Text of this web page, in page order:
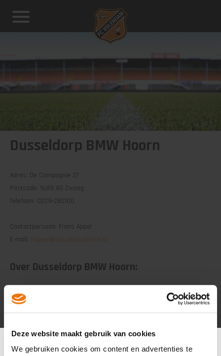
Deze website maakt gebruik van cookies
We gebruiken cookies om content en advertenties te
Dusseldorp BMW Hoorn
Adres: De Compagnie 27
Postcode: 1689 AG Zwaag
Telefoon: 0229-282100
Contactpersoon: Frans Appel
E-mail: f.appel@dusseldorpbmw.nl
Over Dusseldorp BMW Hoorn:
van Nederland, is uitgegroeid tot één van de grootste premium
autobedrijven van Nederland.
Een bedrijf waar u zich thuis voelt, waar we gewoon doen en waar
we met veel plezier en passie werken aan uw BMW.